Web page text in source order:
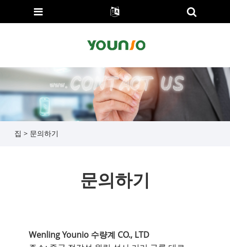
집 > 문의하기
문의하기
Wenling Younio 수량계 CO., LTD